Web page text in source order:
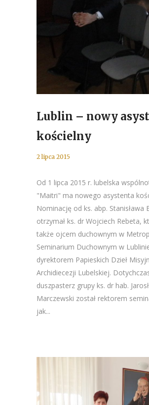
Lublin – nowy
kościelny
2 lipca 2015
Od 1 lipca 2015 r. lubelska
"Maitri" ma nowego asystenta
Nominację od ks. abp. Stanisława
otrzymał ks. dr Wojciech Rebeta,
także ojcem duchownym w
Seminarium Duchownym w
dyrektorem Papieskich Dzieł
Archidiecezji Lubelskiej.
duszpasterz grupy ks. dr hab.
Marczewski został rektorem
jak...